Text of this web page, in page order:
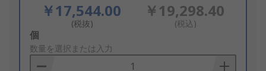
￥17,544.00
(税抜)
￥19,298.40
(税込)
Add
to
Basket
個
数量を選択または入力